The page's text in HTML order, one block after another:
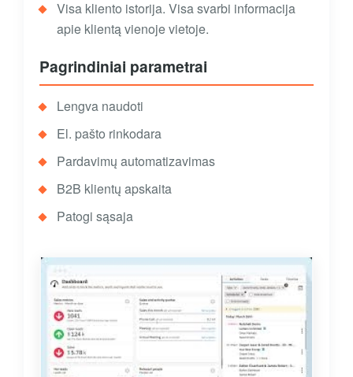
Visa kliento istorija. Visa svarbi informacija
apie klientą vienoje vietoje.
Pagrindiniai parametrai
Lengva naudoti
El. pašto rinkodara
Pardavimų automatizavimas
B2B klientų apskaita
Patogi sąsaja